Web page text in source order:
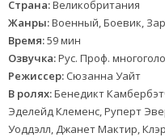
Страна:Великобритания
Жанры:Военный, Боевик,
Время:59 мин
Озвучка:Рус. Проф.
Режиссер: Сюзанна Уайт
В ролях:Бенедикт
Эделейд Клеменс, Руперт
Уоддэлл, Джанет Мактир,